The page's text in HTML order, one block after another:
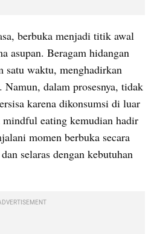
berbuka menjadi titik awal
asupan. Beragam hidangan
satu waktu, menghadirkan
dalam prosesnya, tidak
karena dikonsumsi di luar
mindful eating kemudian hadir
momen berbuka secara
selaras dengan kebutuhan